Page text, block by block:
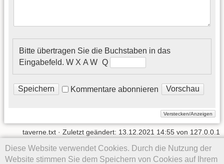
Diese Website verwendet Cookies. Durch die Nutzung der
Website stimmen Sie dem Speichern von Cookies auf Ihrem
Bitte übertragen Sie die Buchstaben in das
Eingabefeld. W᠎ X A W Q
Kommentare abonnieren
taverne.txt · Zuletzt geändert: 13.12.2021 14:55 von 127.0.0.1